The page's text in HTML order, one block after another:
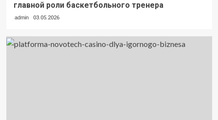
главной роли баскетбольного тренера
admin 03.05.2026